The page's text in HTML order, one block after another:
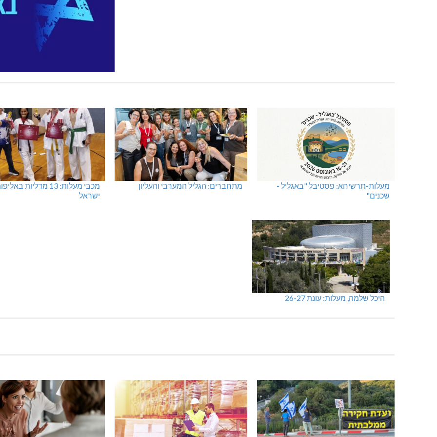
מעלות-תרשיחא: פסטיבל "באגליל -
שכנים"
מתחברים: הגליל המערבי והעליון
מכבי מעלות: 13 מדליות
ישראל
היכל שלמה, מעלות: עונת 26-27